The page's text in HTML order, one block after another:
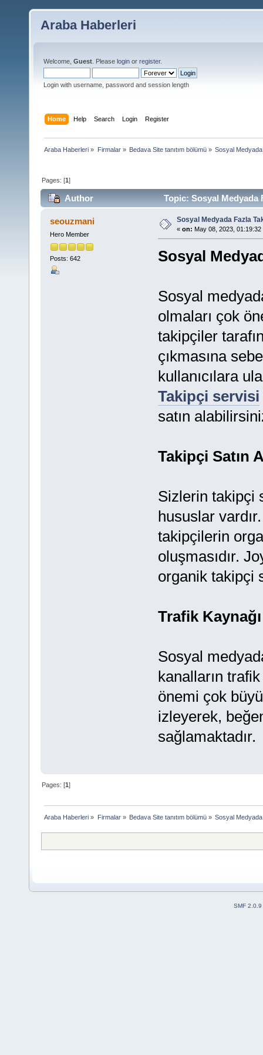
Araba Haberleri
Welcome, Guest . Please login or register.
Login with username, password and session length
Home Help Search Login Register
Araba Haberleri » Firmalar» Bedava Site tanıtım bölümü» Sosyal
Pages: [1]
Author Topic: Sosyal Medyada
seouzmani
Hero Member
Posts: 642
Sosyal Medyada Fazla
« on: May 08, 2023, 01:19:32
Sosyal
Sosyal
olmaları çok
takipçiler
çıkmasına
kullanıcılara
Takipçi servisi
satın
Takipçi Satın
Sizlerin takipçi
hususlar vardır.
takipçilerin
oluşmasıdır.
organik takipçi
Trafik
Sosyal
kanalların
önemi çok
izleyerek,
sağlamaktadır.
Pages: [1]
Araba Haberleri » Firmalar» Bedava Site tanıtım bölümü» Sosyal
SMF 2.0.9